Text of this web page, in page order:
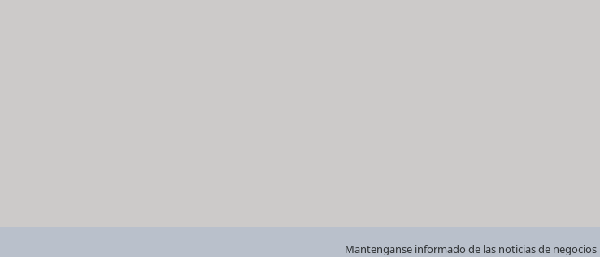
Mantenganse informado de las noticias de